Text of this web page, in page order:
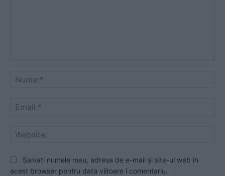
Salvați numele meu, adresa de e-mail și site-ul web în
acest browser pentru data viitoare i comentariu.